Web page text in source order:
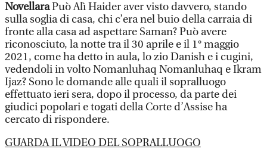
NovellaraPuò Alì Haider aver visto davvero, stando
sulla soglia di casa, chi c’era nel buio della carraia di
fronte alla casa ad aspettare Saman? Può avere
riconosciuto, la notte tra il 30 aprile e il 1° maggio
2021, come ha detto in aula, lo zio Danish e i cugini,
vedendoli in volto Nomanluhaq Nomanluhaq e Ikram
Ijaz? Sono le domande alle quali il sopralluogo
effettuato ieri sera, dopo il processo, da parte dei
giudici popolari e togati della Corte d’Assise ha
cercato di rispondere.
GUARDA IL VIDEO DEL SOPRALLUOGO